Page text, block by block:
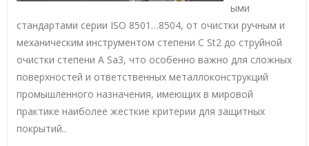
ыми
стандартами серии ISO 8501…8504, от очистки ручным и
механическим инструментом степени C St2 до струйной
очистки степени A Sa3, что особенно важно для сложных
поверхностей и ответственных металлоконструкций
промышленного назначения, имеющих в мировой
практике наиболее жесткие критерии для защитных
покрытий..